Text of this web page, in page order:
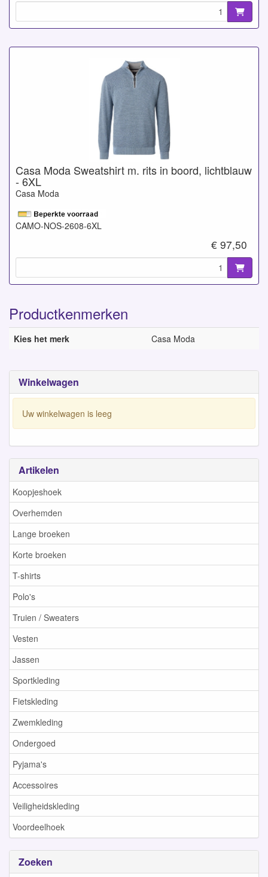
Winkelwagen
Uw winkelwagen is leeg
Artikelen
Koopjeshoek
Overhemden
Lange broeken
Korte broeken
T-shirts
Polo's
Truien / Sweaters
Vesten
Jassen
Sportkleding
Fietskleding
Zwemkleding
Ondergoed
Pyjama's
Accessoires
Veiligheidskleding
Voordeelhoek
Zoeken
Casa Moda Sweatshirt m. rits in boord, lichtblauw
- 6XL
Casa Moda
CAMO-NOS-2608-6XL
€ 97,50
Productkenmerken
Kies het merk Casa Moda